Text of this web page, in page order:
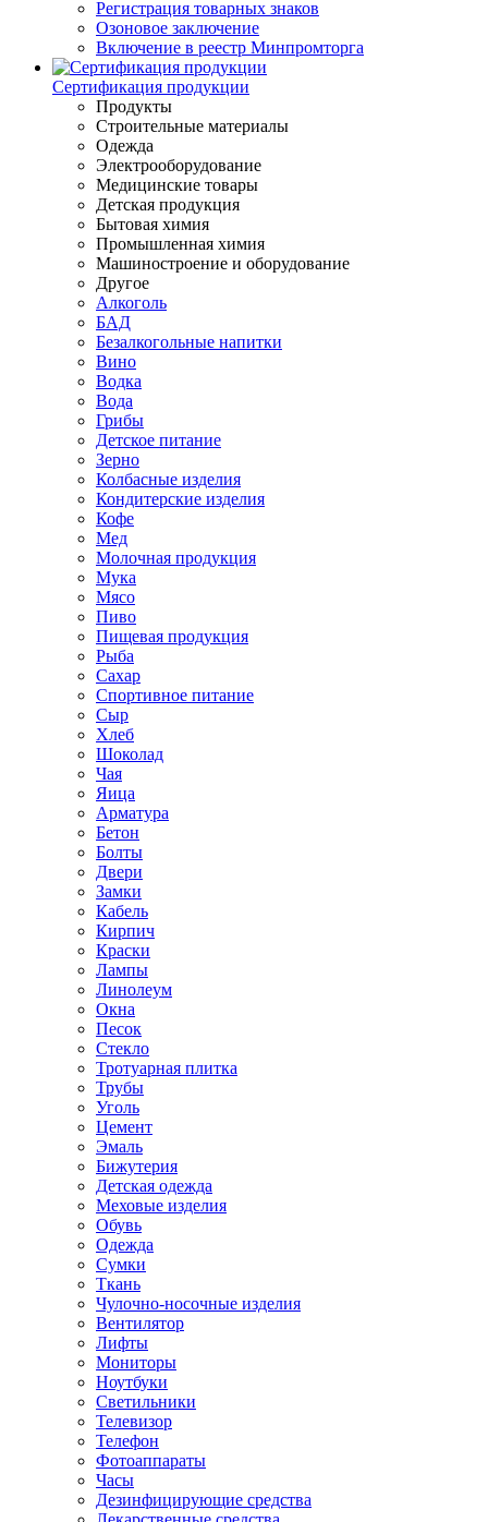
Регистрация товарных знаков
Озоновое заключение
Включение в реестр Минпромторга
Сертификация продукции
Продукты
Строительные материалы
Одежда
Электрооборудование
Медицинские товары
Детская продукция
Бытовая химия
Промышленная химия
Машиностроение и оборудование
Другое
Алкоголь
БАД
Безалкогольные напитки
Вино
Водка
Вода
Грибы
Детское питание
Зерно
Колбасные изделия
Кондитерские изделия
Кофе
Мед
Молочная продукция
Мука
Мясо
Пиво
Пищевая продукция
Рыба
Сахар
Спортивное питание
Сыр
Хлеб
Шоколад
Чая
Яица
Арматура
Бетон
Болты
Двери
Замки
Кабель
Кирпич
Краски
Лампы
Линолеум
Окна
Песок
Стекло
Тротуарная плитка
Трубы
Уголь
Цемент
Эмаль
Бижутерия
Детская одежда
Меховые изделия
Обувь
Одежда
Сумки
Ткань
Чулочно-носочные изделия
Вентилятор
Лифты
Мониторы
Ноутбуки
Светильники
Телевизор
Телефон
Фотоаппараты
Часы
Дезинфицирующие средства